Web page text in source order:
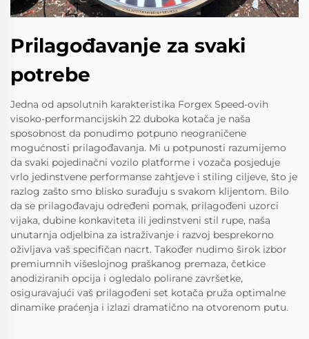
Prilagođavanje za svaki
potrebe
Jedna od apsolutnih karakteristika Forgex Speed-ovih
visoko-performancijskih 22 duboka kotača je naša
sposobnost da ponudimo potpuno neograničene
mogućnosti prilagođavanja. Mi u potpunosti razumijemo
da svaki pojedinačni vozilo platforme i vozača posjeduje
vrlo jedinstvene performanse zahtjeve i stiling ciljeve, što je
razlog zašto smo blisko surađuju s svakom klijentom. Bilo
da se prilagođavaju određeni pomak, prilagođeni uzorci
vijaka, dubine konkaviteta ili jedinstveni stil rupe, naša
unutarnja odjelbina za istraživanje i razvoj besprekorno
oživljava vaš specifičan nacrt. Također nudimo širok izbor
premiumnih višeslojnog praškanog premaza, četkice
anodiziranih opcija i ogledalo polirane završetke,
osiguravajući vaš prilagođeni set kotača pruža optimalne
dinamike praćenja i izlazi dramatično na otvorenom putu.